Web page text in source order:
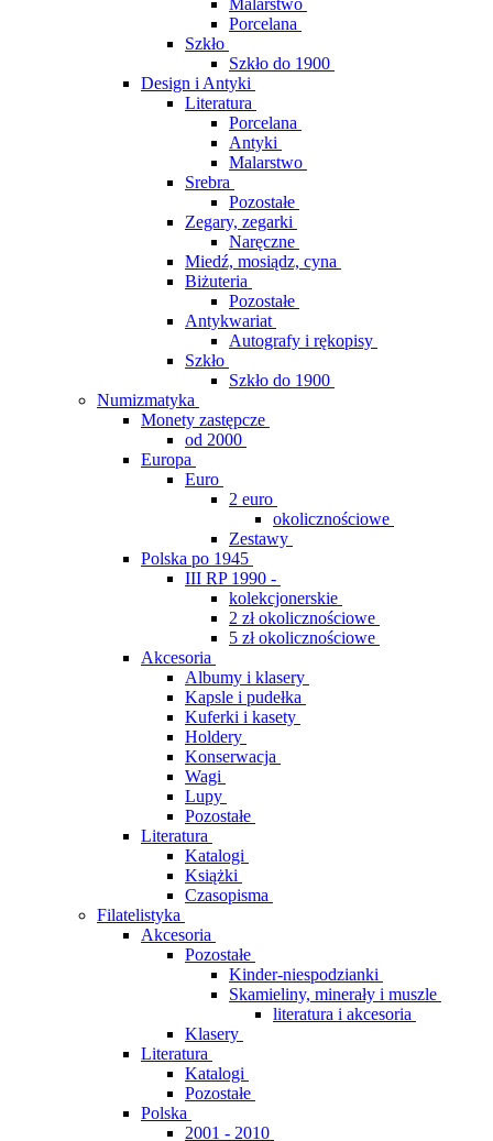
Malarstwo
Porcelana
Szkło
Szkło do 1900
Design i Antyki
Literatura
Porcelana
Antyki
Malarstwo
Srebra
Pozostałe
Zegary, zegarki
Naręczne
Miedź, mosiądz, cyna
Biżuteria
Pozostałe
Antykwariat
Autografy i rękopisy
Szkło
Szkło do 1900
Numizmatyka
Monety zastępcze
od 2000
Europa
Euro
2 euro
okolicznościowe
Zestawy
Polska po 1945
III RP 1990 -
kolekcjonerskie
2 zł okolicznościowe
5 zł okolicznościowe
Akcesoria
Albumy i klasery
Kapsle i pudełka
Kuferki i kasety
Holdery
Konserwacja
Wagi
Lupy
Pozostałe
Literatura
Katalogi
Książki
Czasopisma
Filatelistyka
Akcesoria
Pozostałe
Kinder-niespodzianki
Skamieliny, minerały i muszle
literatura i akcesoria
Klasery
Literatura
Katalogi
Pozostałe
Polska
2001 - 2010